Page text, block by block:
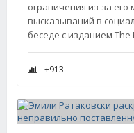
ограничения из-за
высказываний в
беседе с изданием The
+913